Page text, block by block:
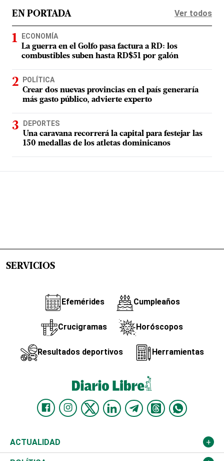
EN PORTADA Ver todos
ECONOMÍA
La guerra en el Golfo pasa factura a RD: los
combustibles suben hasta RD$51 por galón
POLÍTICA
Crear dos nuevas provincias en el país generaría
más gasto público, advierte experto
DEPORTES
Una caravana recorrerá la capital para festejar las
150 medallas de los atletas dominicanos
SERVICIOS
Efemérides Cumpleaños
Crucigramas Horóscopos
Resultados deportivos Herramientas
ACTUALIDAD